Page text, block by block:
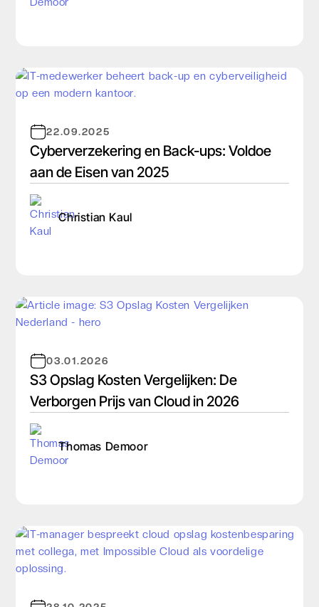
22.09.2025
Cyberverzekering en Back-ups: Voldoe
aan de Eisen van 2025
Christian Kaul
03.01.2026
S3 Opslag Kosten Vergelijken: De
Verborgen Prijs van Cloud in 2026
Thomas Demoor